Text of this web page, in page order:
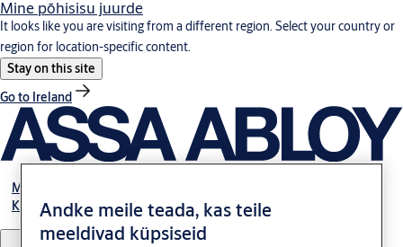
Mine põhisisu juurde
It looks like you are visiting from a different region. Select your country or
region for location-specific content.
Stay on this site
Go to Ireland
Meist
KontaktAndke meile teada, kas teile
meeldivad küpsiseid